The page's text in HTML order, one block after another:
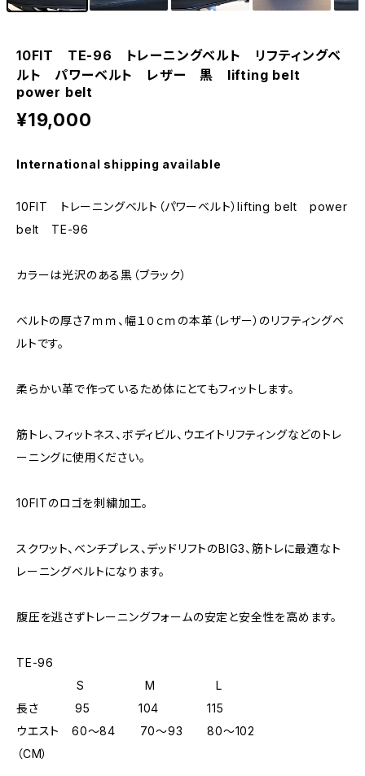
10FIT TE-96 トレーニングベルト リフティングベ
ルト パワーベルト レザー 黒 lifting belt
power belt
¥19,000
International shipping available
10FIT トレーニングベルト（パワーベルト）lifting belt power
belt TE-96
カラーは光沢のある黒（ブラック）
ベルトの厚さ7ｍｍ、幅１０ｃｍの本革（レザー）のリフティングベ
ルトです。
柔らかい革で作っているため体にとてもフィットします。
筋トレ、フィットネス、ボディビル、ウエイトリフティングなどのトレ
ーニングに使用ください。
10FITのロゴを刺繍加工。
スクワット、ベンチプレス、デッドリフトのBIG3、筋トレに最適なト
レーニングベルトになります。
腹圧を逃さずトレーニングフォームの安定と安全性を高めます。
TE-96
S M L
長さ 95 104 115
ウエスト 60〜84 70〜93 80〜102
（CM）